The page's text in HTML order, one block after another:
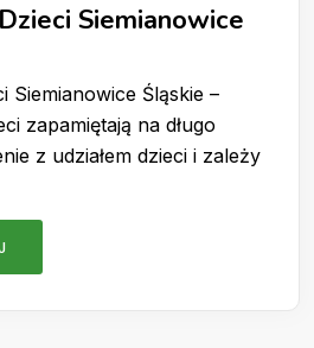
Siemianowice
Siemianowice Śląskie –
zapamiętają na długo
z udziałem dzieci i zależy